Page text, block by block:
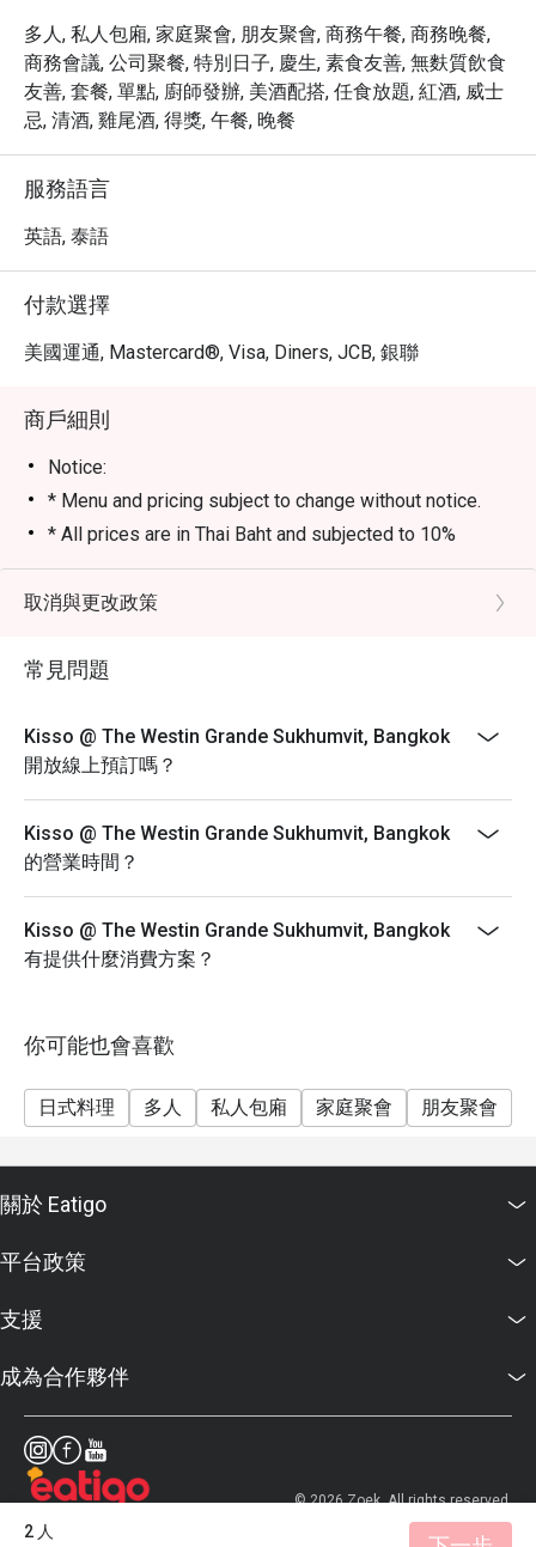
多人, 私人包廂, 家庭聚會, 朋友聚會, 商務午餐, 商務晚餐,
商務會議, 公司聚餐, 特別日子, 慶生, 素食友善, 無麩質飲食
友善, 套餐, 單點, 廚師發辦, 美酒配搭, 任食放題, 紅酒, 威士
忌, 清酒, 雞尾酒, 得獎, 午餐, 晚餐
服務語言
英語, 泰語
付款選擇
美國運通, Mastercard®, Visa, Diners, JCB, 銀聯
商戶細則
Notice:
* Menu and pricing subject to change without notice.
* All prices are in Thai Baht and subjected to 10%
service charge and applicable government tax.
* If you have any concern regarding food allergies,
For Dine-in Monday-Sunday
Dinner: 18:00- 22:30hrs.
Special Condition:
- The discounts are valid for Set Lunch Menus (12:00-
14:30hrs)
Weekend Lunch Menu (12:00-14:30hrs)
- The discounts are valid for A La Carte Menus (12:00-
or promotion
receive a complimentary birthday cake! To redeem this
offer, please ensure your reservation is made 24 hours
in advance and include a note stating "Birthday
取消與更改政策
常見問題
Kisso @ The Westin Grande Sukhumvit, Bangkok
開放線上預訂嗎？
Kisso @ The Westin Grande Sukhumvit, Bangkok
的營業時間？
Kisso @ The Westin Grande Sukhumvit, Bangkok
有提供什麼消費方案？
你可能也會喜歡
日式料理 多人 私人包廂 家庭聚會 朋友聚會
2 人
關於 Eatigo
平台政策
支援
成為合作夥伴
© 2026 Zoek. All rights reserved.